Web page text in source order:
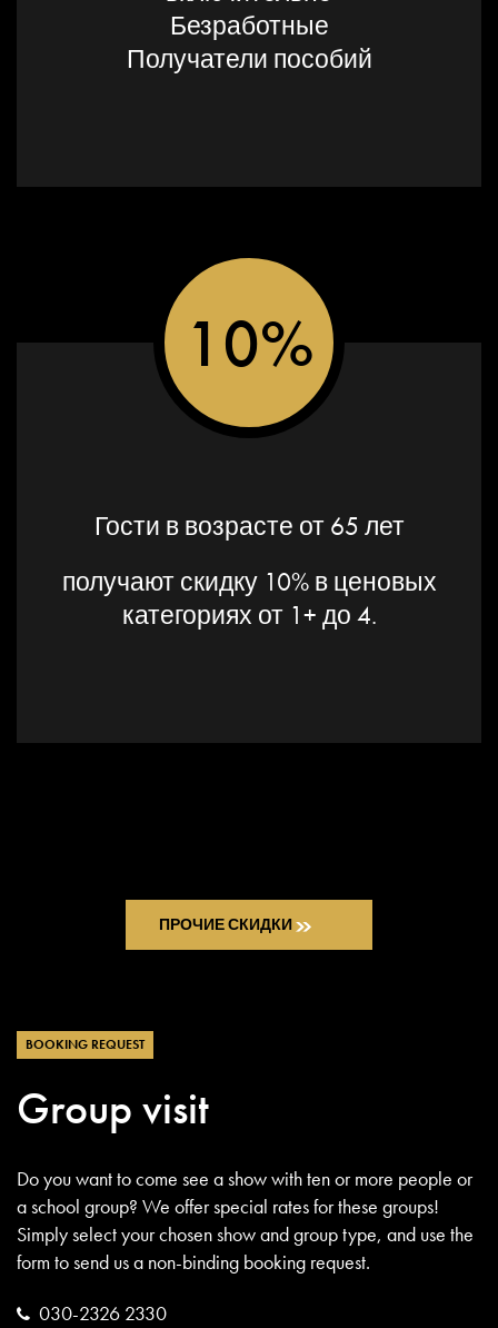
Безработные
Получатели пособий
10%
Гости в возрасте от 65 лет
получают скидку 10% в ценовых
категориях от 1+ до 4.
ПРОЧИЕ СКИДКИ
BOOKING REQUEST
Group visit
Do you want to come see a show with ten or more people or
a school group? We offer special rates for these groups!
Simply select your chosen show and group type, and use the
form to send us a non-binding booking request.
030-2326 2330